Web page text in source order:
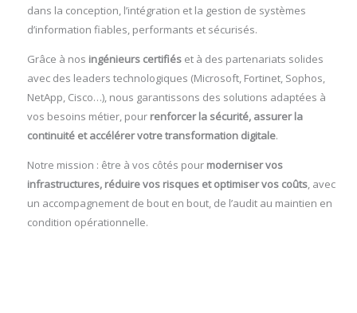
dans la conception, l’intégration et la gestion de systèmes
d’information fiables, performants et sécurisés.
Grâce à nos ingénieurs certifiés et à des partenariats solides
avec des leaders technologiques (Microsoft, Fortinet, Sophos,
NetApp, Cisco…), nous garantissons des solutions adaptées à
vos besoins métier, pour renforcer la sécurité, assurer la
continuité et accélérer votre transformation digitale.
Notre mission : être à vos côtés pour moderniser vos
infrastructures, réduire vos risques et optimiser vos coûts, avec
un accompagnement de bout en bout, de l’audit au maintien en
condition opérationnelle.